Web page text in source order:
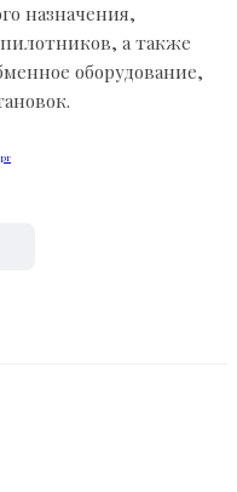
назначения,
а также
оборудование,